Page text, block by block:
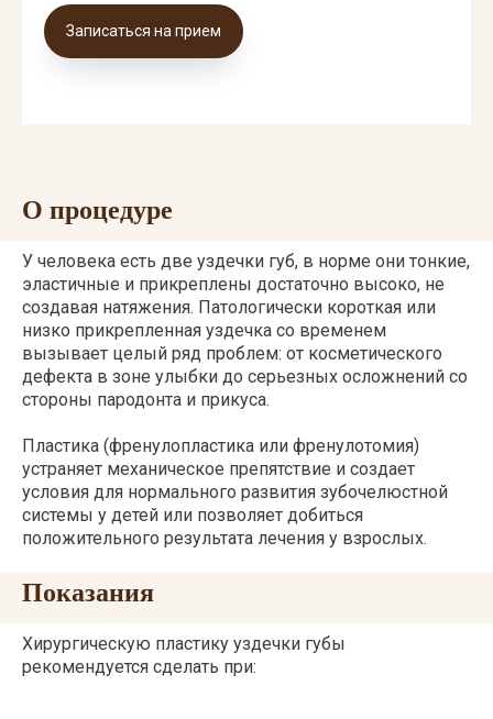
Записаться на прием
О процедуре
У человека есть две уздечки губ, в норме они тонкие,
эластичные и прикреплены достаточно высоко, не
создавая натяжения. Патологически короткая или
низко прикрепленная уздечка со временем
вызывает целый ряд проблем: от косметического
дефекта в зоне улыбки до серьезных осложнений со
стороны пародонта и прикуса.
Пластика (френулопластика или френулотомия)
устраняет механическое препятствие и создает
условия для нормального развития зубочелюстной
системы у детей или позволяет добиться
положительного результата лечения у взрослых.
Показания
Хирургическую пластику уздечки губы
рекомендуется сделать при: